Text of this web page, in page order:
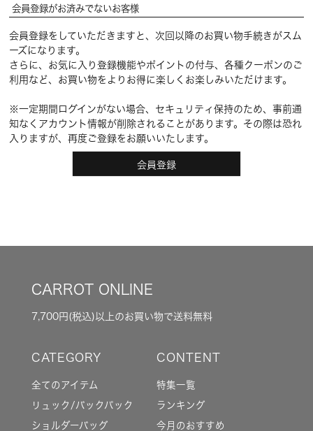
会員登録がお済みでないお客様
会員登録をしていただきますと、次回以降のお買い物手続きがスム
ーズになります。
さらに、お気に入り登録機能やポイントの付与、各種クーポンのご
利用など、お買い物をよりお得に楽しくお楽しみいただけます。
※一定期間ログインがない場合、セキュリティ保持のため、事前通
知なくアカウント情報が削除されることがあります。その際は恐れ
入りますが、再度ご登録をお願いいたします。
会員登録
CARROT ONLINE
7,700円(税込)以上のお買い物で送料無料
全てのアイテム
リュック/バックパック
ショルダーバッグ
特集一覧
ランキング
今月のおすすめ